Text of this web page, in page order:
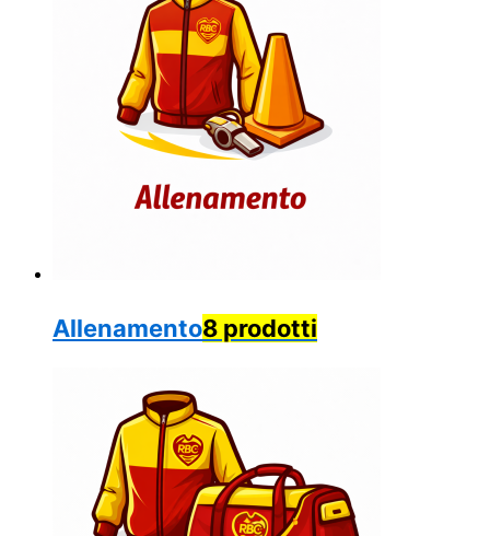
Allenamento8 prodotti